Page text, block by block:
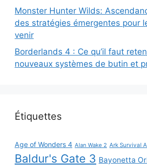
Monster Hunter Wilds:
des stratégies émergentes pour
venir
Borderlands 4 : Ce qu’il faut
nouveaux systèmes de butin et
Étiquettes
Age of Wonders 4 Alan Wake 2 Ark Survival
Baldur's Gate 3 Bayonetta